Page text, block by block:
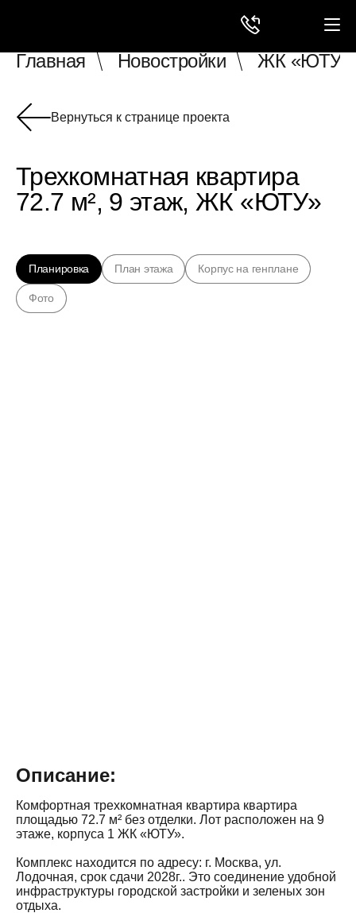
Главная Новостройки ЖК «ЮТУ»
Вернуться к странице проекта
Трехкомнатная квартира
72.7 м², 9 этаж, ЖК «ЮТУ»
Планировка План этажа Корпус на генплане
Фото
Описание:
Комфортная трехкомнатная квартира квартира
площадью 72.7 м² без отделки. Лот расположен на 9
этаже, корпуса 1 ЖК «ЮТУ».
Комплекс находится по адресу: г. Москва, ул.
Лодочная, срок сдачи 2028г.. Это соединение удобной
инфраструктуры городской застройки и зеленых зон
отдыха.